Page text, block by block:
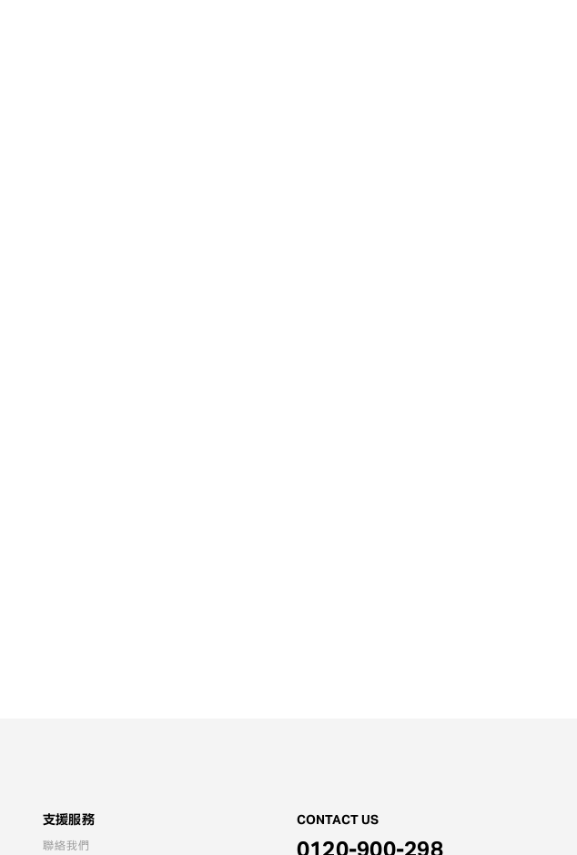
支援服務
聯絡我們
CONTACT US
0120-900-298